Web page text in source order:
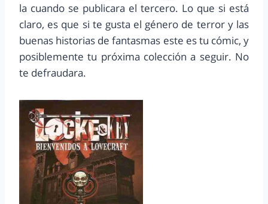
la cuando se publicara el tercero. Lo que si está
claro, es que si te gusta el género de terror y las
buenas historias de fantasmas este es tu cómic, y
posiblemente tu próxima colección a seguir. No
te defraudara.